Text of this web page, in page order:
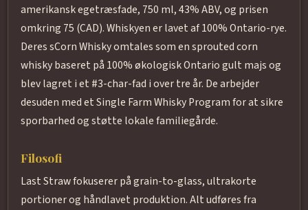
amerikansk egetræsfade, 750 ml, 43% ABV, og prisen
omkring 75 (CAD). Whiskyen er lavet af 100% Ontario-rye.
Deres sCorn Whisky omtales som en sprouted corn
whisky baseret på 100% økologisk Ontario gult majs og
blev lagret i et #3-char-fad i over tre år. De arbejder
desuden med et Single Farm Whisky Program for at sikre
sporbarhed og støtte lokale familiegårde.
Filosofi
Last Straw fokuserer på grain-to-glass, ultrakorte
portioner og håndlavet produktion. Alt udføres fra